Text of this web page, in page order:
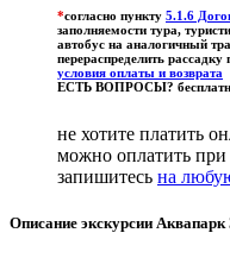
*согласно пункту 5.1.6
заполняемости тура,
автобус на аналогичный
перераспределить
условия оплаты и возврата
ЕСТЬ ВОПРОСЫ?
не хотите платить
можно оплатить при
запишитесь на
Описание экскурсии Аквапарк